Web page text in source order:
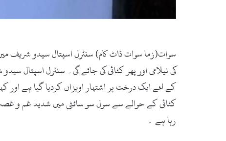
کی نیلامی اور پھر کٹائی کی جائے گی۔ سنٹرل اسپتال
کٹائی کے حوالے سے سول سو سائٹی میں شدید غم و
رہا ہے ۔